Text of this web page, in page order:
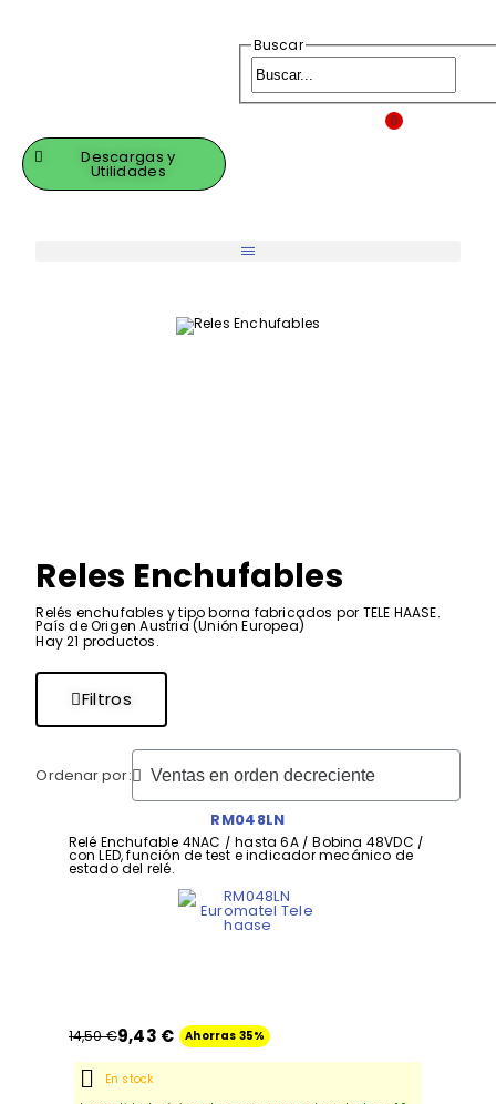
Buscar
0
Descargas y
Utilidades
Reles Enchufables
Relés enchufables y tipo borna fabricados por TELE HAASE.
País de Origen Austria (Unión Europea)
Hay 21 productos.
Filtros
Ordenar por:
RM048LN
Relé Enchufable 4NAC / hasta 6A / Bobina 48VDC /
con LED, función de test e indicador mecánico de
estado del relé.
14,50 €9,43 € Ahorras 35%
En stock